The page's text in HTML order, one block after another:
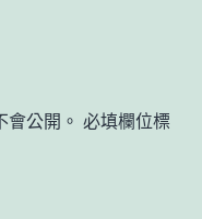
公開。 必填欄位標